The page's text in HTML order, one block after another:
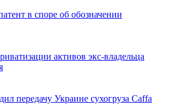
в споре об обозначении
активов экс-владельца
передачу Украине сухогруза Caffa